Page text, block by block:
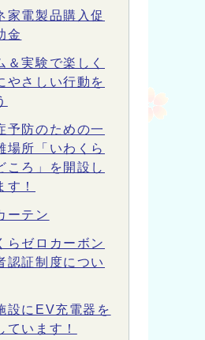
家電製品購入促
金
＆実験で楽しく
やさしい行動を
予防のための一
場所「いわくら
ころ」を開設し
す！
ーテン
らゼロカーボン
認証制度につい
設にEV充電器を
ています！